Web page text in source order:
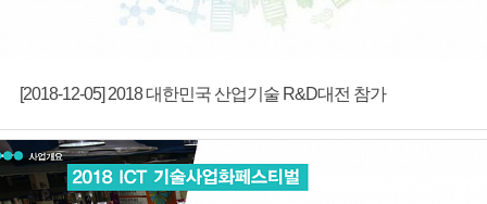
주요설치사례
사진자료
[2018-12-05] 2018 대한민국 산업기술 R&D대전 참가